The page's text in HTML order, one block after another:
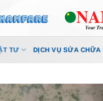
TƯ DỊCH VỤ SỬA CHỮA